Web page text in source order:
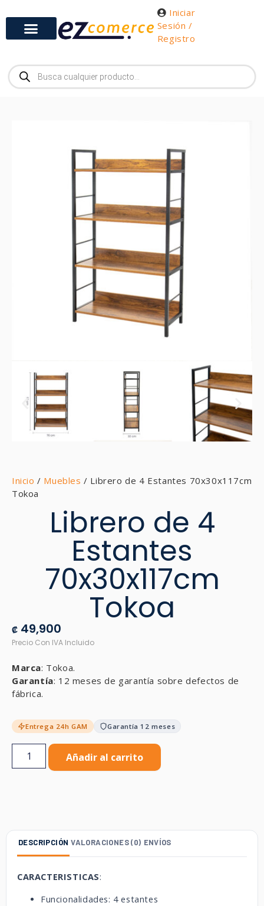
Iniciar
Sesión /
Registro
Inicio / Muebles / Librero de 4 Estantes 70x30x117cm
Tokoa
Librero de 4
Estantes
70x30x117cm
Tokoa
₡ 49,900
Marca: Tokoa.
Garantía: 12 meses de garantía sobre defectos de
fábrica.
Entrega 24h GAM Garantía 12 meses
Añadir al carrito
DESCRIPCIÓN VALORACIONES (0) ENVÍOS
CARACTERISTICAS:
Funcionalidades: 4 estantes